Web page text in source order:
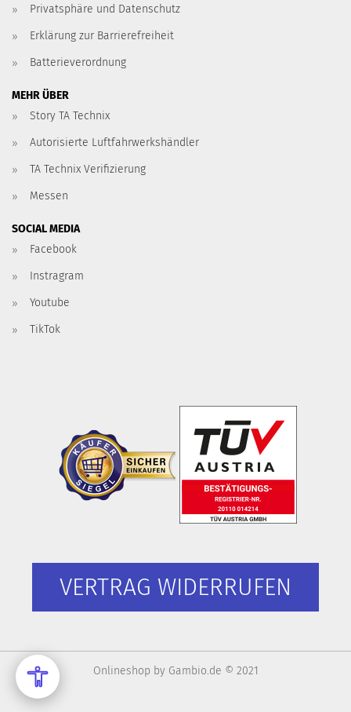
Privatsphäre und Datenschutz
Erklärung zur Barrierefreiheit
Batterieverordnung
MEHR ÜBER
Story TA Technix
Autorisierte Luftfahrwerkshändler
TA Technix Verifizierung
Messen
SOCIAL MEDIA
Facebook
Instragram
Youtube
TikTok
VERTRAG WIDERRUFEN
Onlineshop by Gambio.de © 2021